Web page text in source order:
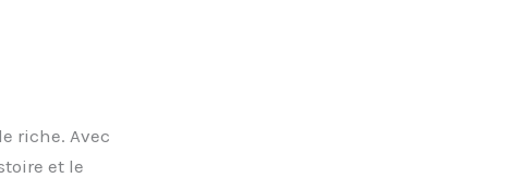
riche. Avec
et le